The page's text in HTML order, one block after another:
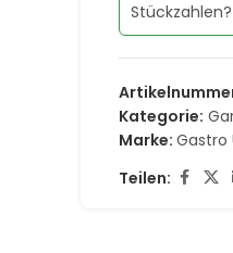
Stückzahlen?
Kategorie:
Marke:Gastro
Teilen: